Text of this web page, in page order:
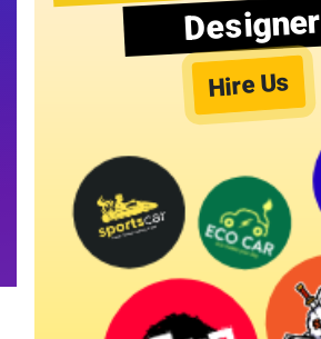
Designer
Hire Us